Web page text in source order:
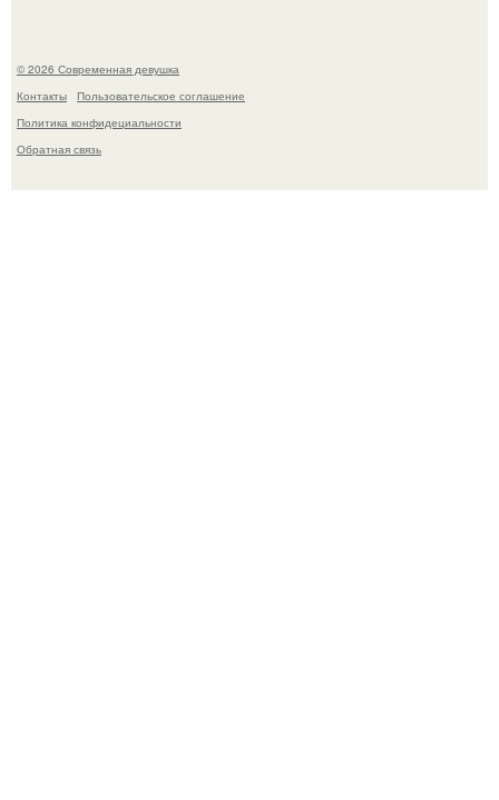
© 2026 Современная девушка
Контакты
Пользовательское соглашение
Политика конфидециальности
Обратная связь